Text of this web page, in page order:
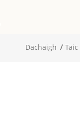
Dachaigh Taic